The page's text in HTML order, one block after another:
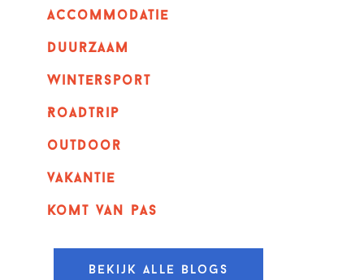
Accommodatie
Duurzaam
wintersport
Roadtrip
outdoor
vakantie
komt van pas
Bekijk alle blogs